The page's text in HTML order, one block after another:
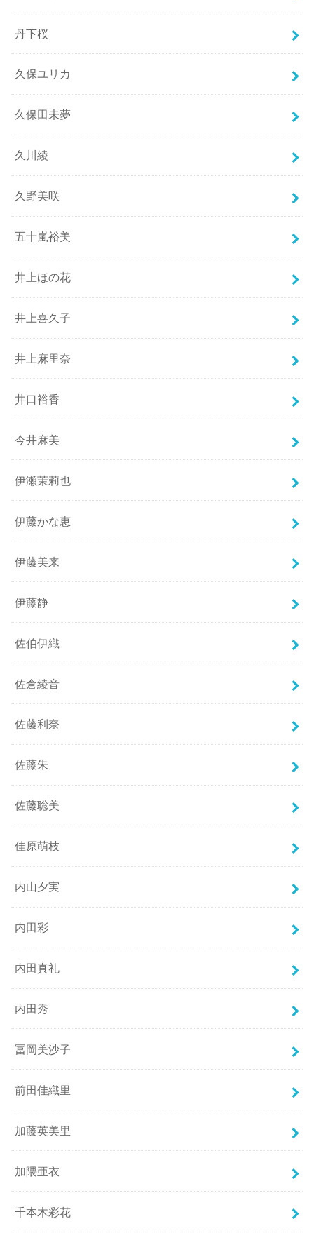
丹下桜
久保ユリカ
久保田未夢
久川綾
久野美咲
五十嵐裕美
井上ほの花
井上喜久子
井上麻里奈
井口裕香
今井麻美
伊瀬茉莉也
伊藤かな恵
伊藤美来
伊藤静
佐伯伊織
佐倉綾音
佐藤利奈
佐藤朱
佐藤聡美
佳原萌枝
内山夕実
内田彩
内田真礼
内田秀
冨岡美沙子
前田佳織里
加藤英美里
加隈亜衣
千本木彩花